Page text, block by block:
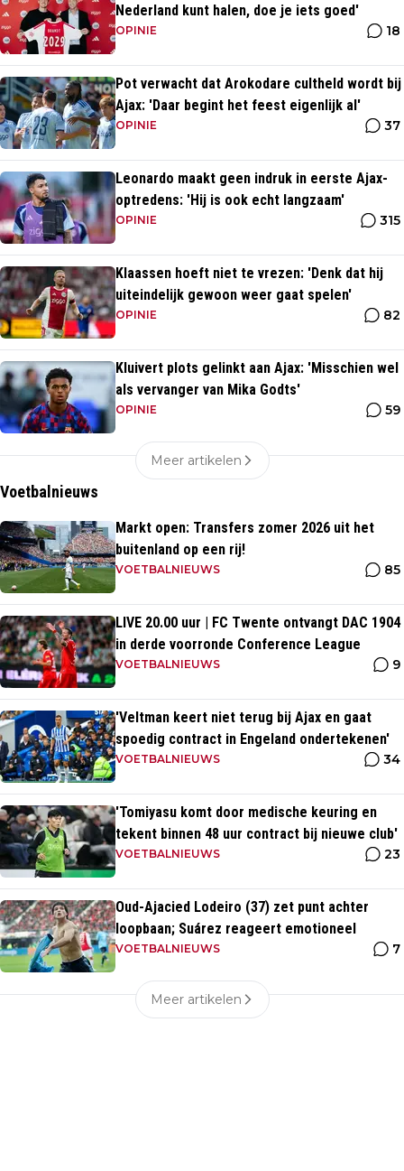
Nederland kunt halen, doe je iets goed'
OPINIE 18
Pot verwacht dat Arokodare cultheld wordt bij
Ajax: 'Daar begint het feest eigenlijk al'
OPINIE 37
Leonardo maakt geen indruk in eerste Ajax-
optredens: 'Hij is ook echt langzaam'
OPINIE 315
Klaassen hoeft niet te vrezen: 'Denk dat hij
uiteindelijk gewoon weer gaat spelen'
OPINIE 82
Kluivert plots gelinkt aan Ajax: 'Misschien wel
als vervanger van Mika Godts'
OPINIE 59
Meer artikelen
Voetbalnieuws
Markt open: Transfers zomer 2026 uit het
buitenland op een rij!
VOETBALNIEUWS 85
LIVE 20.00 uur | FC Twente ontvangt DAC 1904
in derde voorronde Conference League
VOETBALNIEUWS 9
'Veltman keert niet terug bij Ajax en gaat
spoedig contract in Engeland ondertekenen'
VOETBALNIEUWS 34
'Tomiyasu komt door medische keuring en
tekent binnen 48 uur contract bij nieuwe club'
VOETBALNIEUWS 23
Oud-Ajacied Lodeiro (37) zet punt achter
loopbaan; Suárez reageert emotioneel
VOETBALNIEUWS 7
Meer artikelen